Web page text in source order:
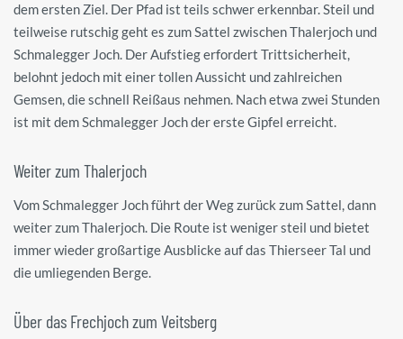
dem ersten Ziel. Der Pfad ist teils schwer erkennbar. Steil und
teilweise rutschig geht es zum Sattel zwischen Thalerjoch und
Schmalegger Joch. Der Aufstieg erfordert Trittsicherheit,
belohnt jedoch mit einer tollen Aussicht und zahlreichen
Gemsen, die schnell Reißaus nehmen. Nach etwa zwei Stunden
ist mit dem Schmalegger Joch der erste Gipfel erreicht.
Weiter zum Thalerjoch
Vom Schmalegger Joch führt der Weg zurück zum Sattel, dann
weiter zum Thalerjoch. Die Route ist weniger steil und bietet
immer wieder großartige Ausblicke auf das Thierseer Tal und
die umliegenden Berge.
Über das Frechjoch zum Veitsberg